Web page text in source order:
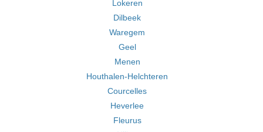
Lokeren
Dilbeek
Waregem
Geel
Menen
Houthalen-Helchteren
Courcelles
Heverlee
Fleurus